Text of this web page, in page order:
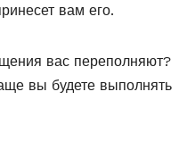
вам его.
вас переполняют?
вы будете выполнять